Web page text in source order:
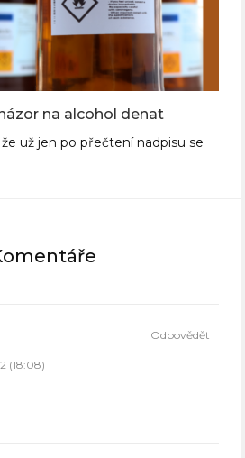
na alcohol denat
už jen po přečtení nadpisu se
(18:08)
Odpovědět